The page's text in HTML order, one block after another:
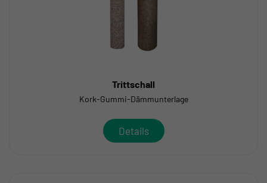
Trittschall
Kork-Gummi-Dämmunterlage
Details